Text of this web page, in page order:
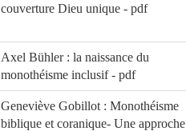
couverture Dieu unique - pdf
Axel Bühler : la naissance du
monothéisme inclusif - pdf
Geneviève Gobillot : Monothéisme
biblique et coranique- Une approche